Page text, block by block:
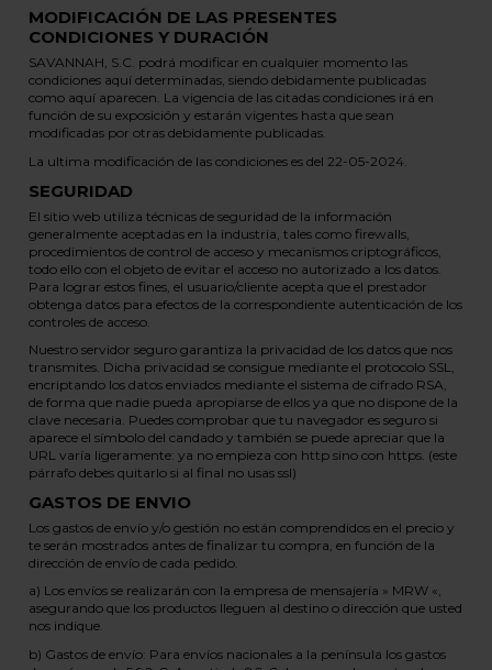
MODIFICACIÓN DE LAS PRESENTES
CONDICIONES Y DURACIÓN
SAVANNAH, S.C. podrá modificar en cualquier momento las
condiciones aquí determinadas, siendo debidamente publicadas
como aquí aparecen. La vigencia de las citadas condiciones irá en
función de su exposición y estarán vigentes hasta que sean
modificadas por otras debidamente publicadas.
La ultima modificación de las condiciones es del 22-05-2024.
SEGURIDAD
El sitio web utiliza técnicas de seguridad de la información
generalmente aceptadas en la industria, tales como firewalls,
procedimientos de control de acceso y mecanismos criptográficos,
todo ello con el objeto de evitar el acceso no autorizado a los datos.
Para lograr estos fines, el usuario/cliente acepta que el prestador
obtenga datos para efectos de la correspondiente autenticación de los
controles de acceso.
Nuestro servidor seguro garantiza la privacidad de los datos que nos
transmites. Dicha privacidad se consigue mediante el protocolo SSL,
encriptando los datos enviados mediante el sistema de cifrado RSA,
de forma que nadie pueda apropiarse de ellos ya que no dispone de la
clave necesaria. Puedes comprobar que tu navegador es seguro si
aparece el símbolo del candado y también se puede apreciar que la
URL varía ligeramente: ya no empieza con http sino con https. (este
párrafo debes quitarlo si al final no usas ssl)
GASTOS DE ENVIO
Los gastos de envío y/o gestión no están comprendidos en el precio y
te serán mostrados antes de finalizar tu compra, en función de la
dirección de envío de cada pedido.
a) Los envíos se realizarán con la empresa de mensajería » MRW «,
asegurando que los productos lleguen al destino o dirección que usted
nos indique.
b) Gastos de envío: Para envíos nacionales a la península los gastos